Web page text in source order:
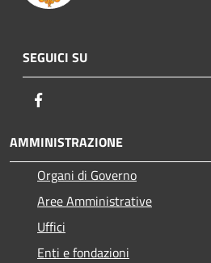
SEGUICI SU
AMMINISTRAZIONE
Organi di Governo
Aree Amministrative
Uffici
Enti e fondazioni